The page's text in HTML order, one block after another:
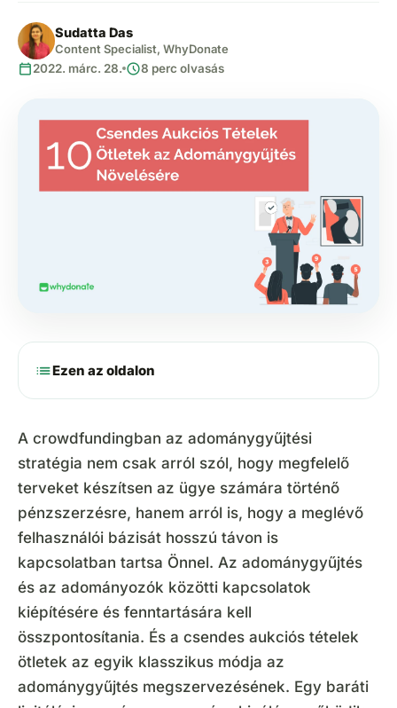
Sudatta Das
Content Specialist, WhyDonate
calendar_today2022. márc. 28. schedule8 perc olvasás
listEzen az oldalon
A crowdfundingban az adománygyűjtési
stratégia nem csak arról szól, hogy megfelelő
terveket készítsen az ügye számára történő
pénzszerzésre, hanem arról is, hogy a meglévő
felhasználói bázisát hosszú távon is
kapcsolatban tartsa Önnel. Az adománygyűjtés
és az adományozók közötti kapcsolatok
kiépítésére és fenntartására kell
összpontosítania. És a csendes aukciós tételek
ötletek az egyik klasszikus módja az
adománygyűjtés megszervezésének. Egy baráti